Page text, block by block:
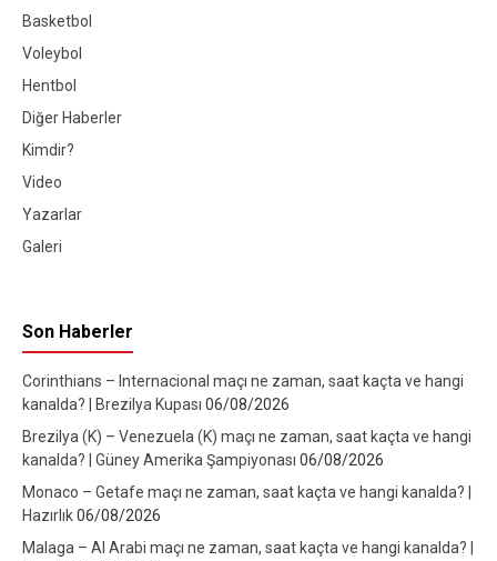
Basketbol
Voleybol
Hentbol
Diğer Haberler
Kimdir?
Video
Yazarlar
Galeri
Son Haberler
Corinthians – Internacional maçı ne zaman, saat kaçta ve hangi
kanalda? | Brezilya Kupası 06/08/2026
Brezilya (K) – Venezuela (K) maçı ne zaman, saat kaçta ve hangi
kanalda? | Güney Amerika Şampiyonası 06/08/2026
Monaco – Getafe maçı ne zaman, saat kaçta ve hangi kanalda? |
Hazırlık06/08/2026
Malaga – Al Arabi maçı ne zaman, saat kaçta ve hangi kanalda? |